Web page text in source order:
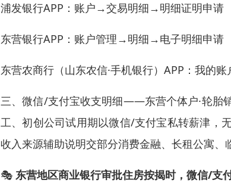
浦发银行APP：账户→交易明细→明细证明申请
东营银行APP：账户管理→明细→电子明细申请
东营农商行（山东农信·手机银行）APP：我的
三、微信/支付宝收支明细——东营个体户·轮胎
工、初创公司试用期以微信/支付宝私转薪津，
收入来源辅助说明交部分消费金融、长租公寓
🎭 东营地区商业银行审批住房按揭时，微信/支